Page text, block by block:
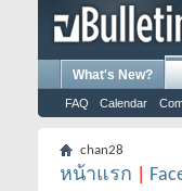
What's New?
FAQ Calendar
chan28
หน้าแรก